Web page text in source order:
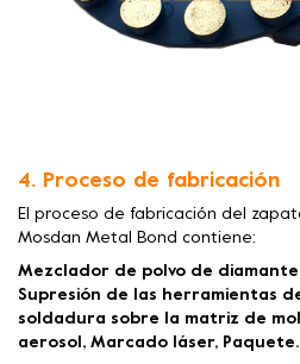
4. Proceso de fabricación
El proceso de fabricación del
Mosdan Metal Bond contiene:
Mezclador de polvo de diamante
Supresión de las herramientas
soldadura sobre la matriz de
aerosol, Marcado láser, Paquete.